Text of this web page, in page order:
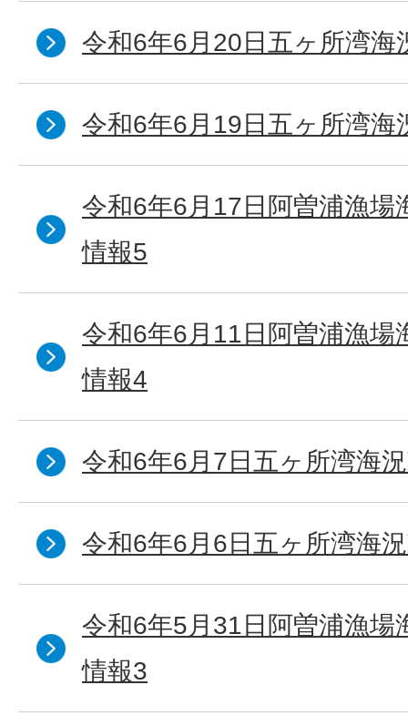
令和6年6月20日五ヶ所湾海
令和6年6月19日五ヶ所湾海
令和6年6月17日阿曽浦漁場
情報5
令和6年6月11日阿曽浦漁場
情報4
令和6年6月7日五ヶ所湾海
令和6年6月6日五ヶ所湾海
令和6年5月31日阿曽浦漁場
情報3